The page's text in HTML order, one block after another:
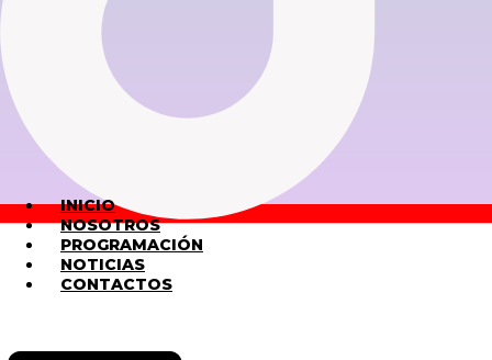
INICIO
NOSOTROS
PROGRAMACIÓN
NOTICIAS
CONTACTOS